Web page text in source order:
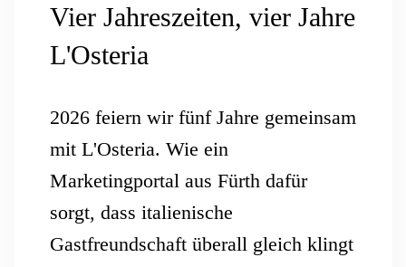
Vier Jahreszeiten, vier Jahre
L'Osteria
2026 feiern wir fünf Jahre gemeinsam
mit L'Osteria. Wie ein
Marketingportal aus Fürth dafür
sorgt, dass italienische
Gastfreundschaft überall gleich klingt